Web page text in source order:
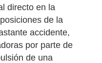
directo en la
de la
accidente,
por parte de
de una